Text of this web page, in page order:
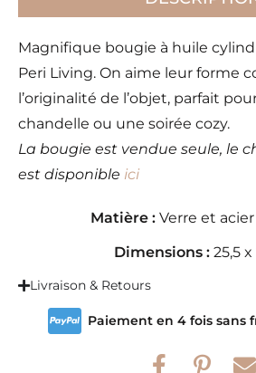
Magnifique bougie à huile
Peri Living. On aime leur forme
l’originalité de l’objet, parfait
chandelle ou une soirée cozy.
La bougie est vendue seule, le
est disponible ici
Matière : Verre et
Dimensions : 25,5
Livraison & Retours
Paiement en 4 fois sans